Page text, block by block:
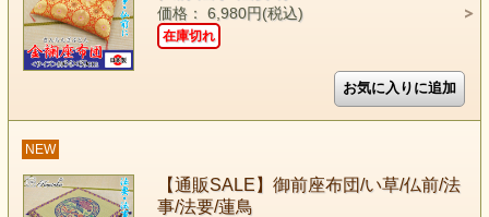
価格： 6,980円(税込)
在庫切れ
NEW
【通販SALE】御前座布団/い草/仏前/法
事/法要/蓮鳥